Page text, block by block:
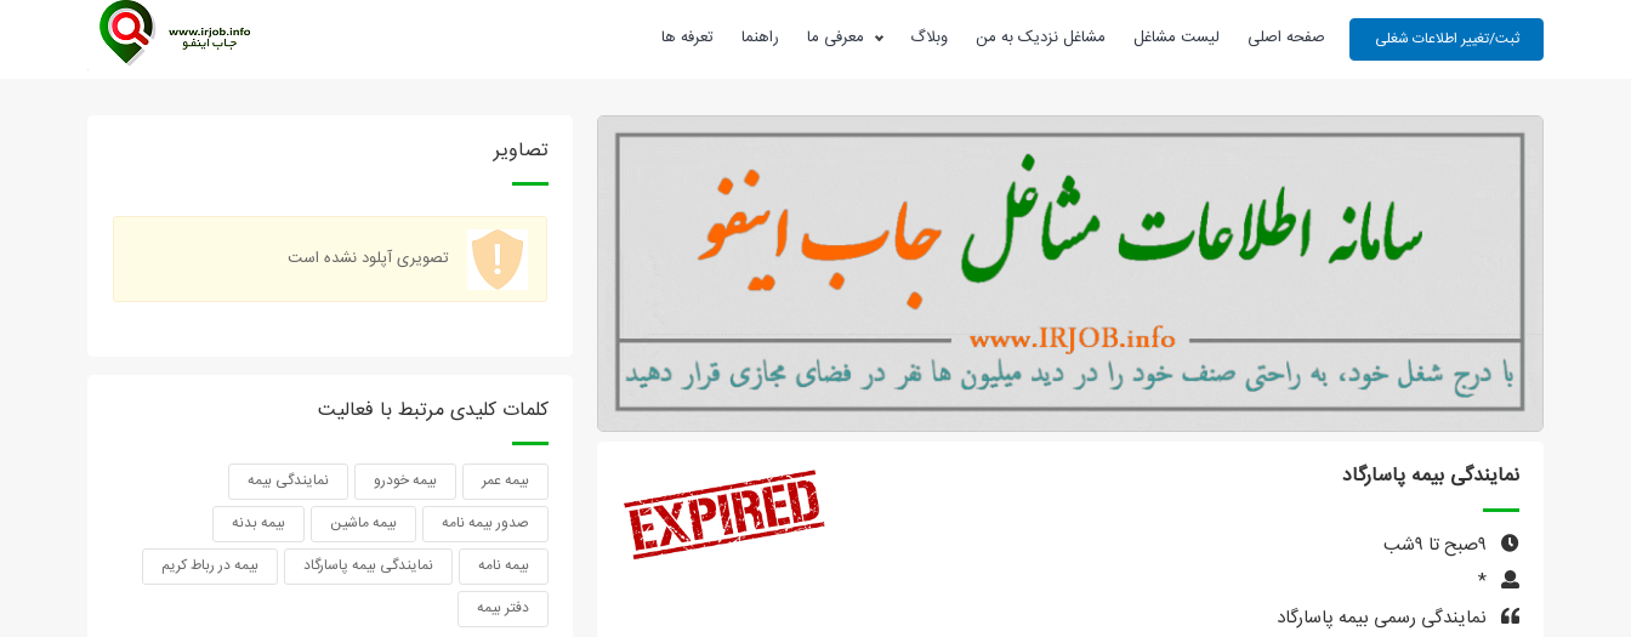
صفحه اصلی لیست مشاغل مشاغل نزدیک به من وبلاگ معرفی ما راهنما تعرفه ها
نمایندگی بیمه پاسارگاد
*
نمایندگی رسمی بیمه پاسارگاد
تصاویر
تصویری آپلود نشده است
کلمات کلیدی مرتبط با فعالیت
بیمه عمر بیمه خودرو
نمایندگی بیمه
صدور بیمه نامه
بیمه ماشین
بیمه بدنه
بیمه نامه
نمایندگی بیمه پاسارگاد
بیمه در رباط کریم
دفتر بیمه